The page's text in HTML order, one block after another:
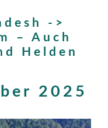
->
– Auch
Helden
2025